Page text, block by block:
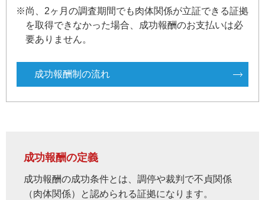
※尚、2ヶ月の調査期間でも肉体関係が立証できる証拠
を取得できなかった場合、成功報酬のお支払いは必
要ありません。
成功報酬制の流れ
成功報酬の定義
成功報酬の成功条件とは、調停や裁判で不貞関係
（肉体関係）と認められる証拠になります。